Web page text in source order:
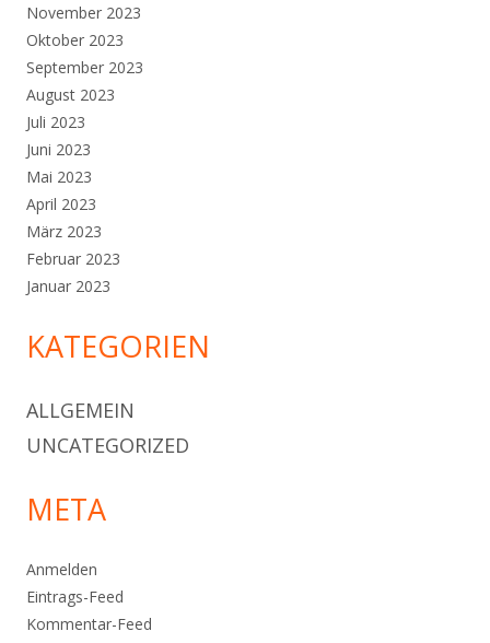
November 2023
Oktober 2023
September 2023
August 2023
Juli 2023
Juni 2023
Mai 2023
April 2023
März 2023
Februar 2023
Januar 2023
KATEGORIEN
ALLGEMEIN
UNCATEGORIZED
META
Anmelden
Eintrags-Feed
Kommentar-Feed